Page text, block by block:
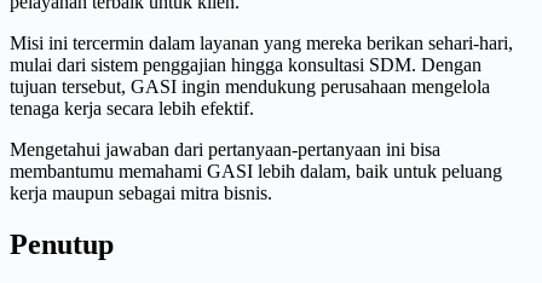
Misi ini tercermin dalam layanan yang mereka berikan sehari-hari,
mulai dari sistem penggajian hingga konsultasi SDM. Dengan
tujuan tersebut, GASI ingin mendukung perusahaan mengelola
tenaga kerja secara lebih efektif.
Mengetahui jawaban dari pertanyaan-pertanyaan ini bisa
membantumu memahami GASI lebih dalam, baik untuk peluang
kerja maupun sebagai mitra bisnis.
Penutup